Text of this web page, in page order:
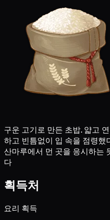
구운 고기로 만든 초밥. 얇고
하고 빈틈없이 입 속을 점령했
산마루에서 먼 곳을 응시하는
다
획득처
요리 획득